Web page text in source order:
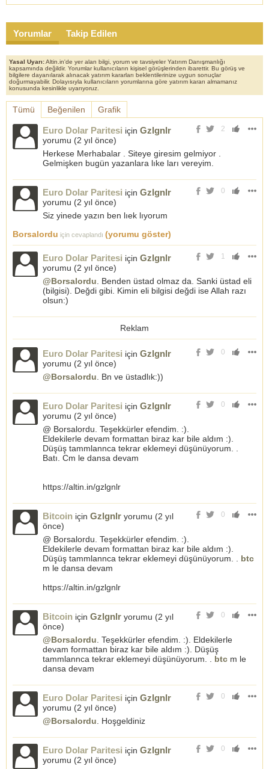
Yorumlar Takip Edilen
Yasal Uyarı:Altin.in'de yer alan bilgi, yorum ve tavsiyeler Yatırım Danışmanlığı
kapsamında değildir. Yorumlar kullanıcıların kişisel görüşlerinden ibarettir. Bu görüş ve
bilgilere dayanılarak alınacak yatırım kararları beklentilerinize uygun sonuçlar
doğurmayabilir. Dolayısıyla kullanıcıların yorumlarına göre yatırım kararı almamanız
konusunda kesinlikle uyarıyoruz.
Tümü Beğenilen Grafik
2
Euro Dolar Paritesi için Gzlgnlr
yorumu (2 yıl önce)
Herkese Merhabalar . Siteye giresim gelmiyor .
Gelmişken bugün yazanlara lıke ları vereyim.
0
Euro Dolar Paritesi için Gzlgnlr
yorumu (2 yıl önce)
Siz yinede yazın ben lıek lıyorum
Borsalordu için cevaplandı (yorumu göster)
1
Euro Dolar Paritesi için Gzlgnlr
yorumu (2 yıl önce)
@Borsalordu . Benden üstad olmaz da. Sanki üstad eli
(bilgisi). Değdi gibi. Kimin eli bilgisi değdi ise Allah razı
olsun:)
Reklam
0
Euro Dolar Paritesi için Gzlgnlr
yorumu (2 yıl önce)
@Borsalordu . Bn ve üstadlık:))
0
Euro Dolar Paritesi için Gzlgnlr
yorumu (2 yıl önce)
@ Borsalordu. Teşekkürler efendim. :).
Eldekilerle devam formattan biraz kar bile aldım :).
Düşüş tammlannca tekrar eklemeyi düşünüyorum. .
Batı. Cm le dansa devam
https://altin.in/gzlgnlr
0
Bitcoin için Gzlgnlr yorumu (2 yıl
önce)
@ Borsalordu. Teşekkürler efendim. :).
Eldekilerle devam formattan biraz kar bile aldım :).
Düşüş tammlannca tekrar eklemeyi düşünüyorum. . btc
m le dansa devam
https://altin.in/gzlgnlr
0
Bitcoin için Gzlgnlr yorumu (2 yıl
önce)
@Borsalordu . Teşekkürler efendim. :). Eldekilerle
devam formattan biraz kar bile aldım :). Düşüş
tammlannca tekrar eklemeyi düşünüyorum. . btc m le
dansa devam
0
Euro Dolar Paritesi için Gzlgnlr
yorumu (2 yıl önce)
@Borsalordu . Hoşgeldiniz
0
Euro Dolar Paritesi için Gzlgnlr
yorumu (2 yıl önce)